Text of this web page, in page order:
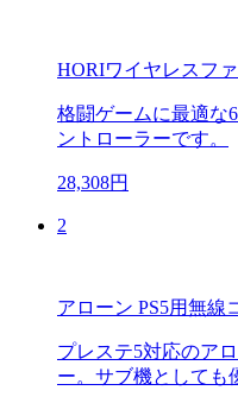
HORIワイヤレスフ
格闘ゲームに最適な
ントローラーです。
28,308円
2
アローン PS5用無線
プレステ5対応のア
ー。サブ機としても